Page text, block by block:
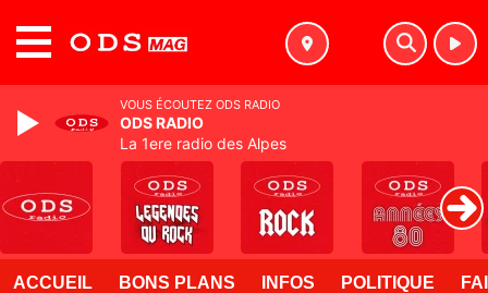
ACCUEIL BONS PLANS INFOS POLITIQUE
VOUS ÉCOUTEZ ODS RADIO
ODS RADIO
La 1ere radio des Alpes